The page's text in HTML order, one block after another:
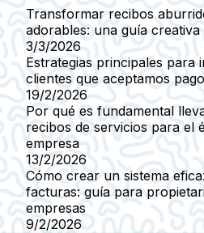
Transformar recibos
adorables: una guía creativa
3/3/2026
Estrategias principales para
clientes que aceptamos
19/2/2026
Por qué es fundamental
recibos de servicios para el
empresa
13/2/2026
Cómo crear un sistema
facturas: guía para
empresas
9/2/2026